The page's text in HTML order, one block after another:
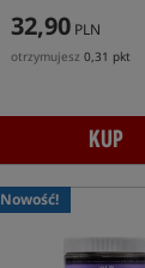
32,90 PLN
otrzymujesz 0,31 pkt
KUP
Nowość!